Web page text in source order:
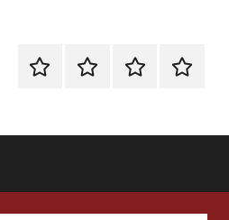
EspecialEnoturismoRanking